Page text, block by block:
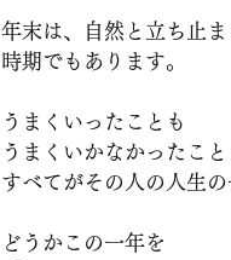
年末は、自然と立ち止ま
時期でもあります。
うまくいったことも
うまくいかなかったこと
すべてがその人の人生の
どうかこの一年を